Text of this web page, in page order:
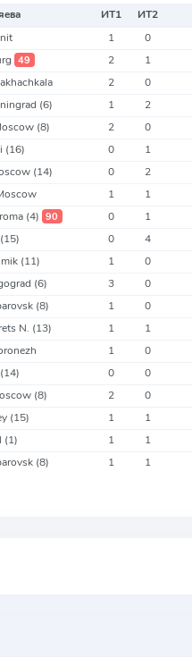
ИТ1 ИТ2
1 0
49 2 1
2 0
(6) 1 2
(8) 2 0
(16) 0 1
(14) 0 2
1 1
(4) 90 0 1
(15) 0 4
(11) 1 0
(6) 3 0
(8) 1 0
N. (13) 1 1
1 0
(14) 0 0
(8) 2 0
(15) 1 1
(1) 1 1
(8) 1 1